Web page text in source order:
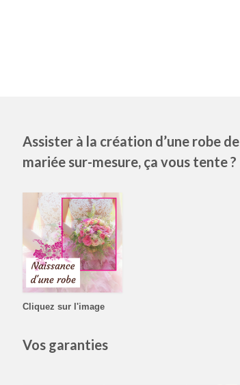
Assister à la création d’une robe de
mariée sur-mesure, ça vous tente ?
Cliquez sur l'image
Vos garanties